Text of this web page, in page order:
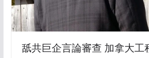
舐共巨企言論審查 加拿大工